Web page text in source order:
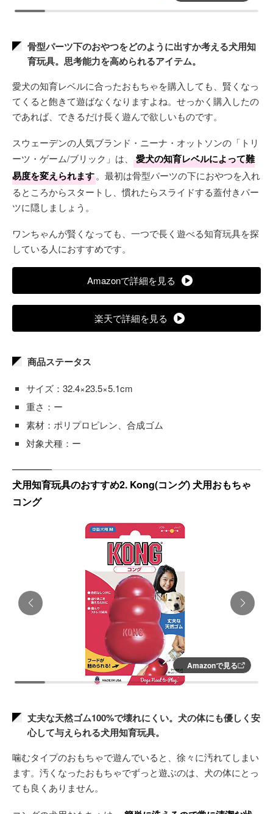
骨型パーツ下のおやつをどのように出すか考える犬用知
育玩具。思考能力を高められるアイテム。
愛犬の知育レベルに合ったおもちゃを購入しても、賢くなっ
てくると飽きて遊ばなくなりますよね。せっかく購入したの
であれば、できるだけ長く遊んで欲しいものです。
スウェーデンの人気ブランド・ニーナ・オットソンの「トリ
ーツ・ゲーム/ブリック」は、
愛犬の知育レベルによって難
易度を変えられます。最初は骨型パーツの下におやつを入れ
るところからスタートし、慣れたらスライドする蓋付きパー
ツに隠しましょう。
ワンちゃんが賢くなっても、一つで長く遊べる知育玩具を探
している人におすすめです。
Amazonで詳細を見る
楽天で詳細を見る
商品ステータス
サイズ：32.4×23.5×5.1cm
重さ：ー
素材：ポリプロピレン、合成ゴム
対象犬種：ー
犬用知育玩具のおすすめ2. Kong(コング) 犬用おもちゃ
コング
Amazonで見る
丈夫な天然ゴム100%で壊れにくい。犬の体にも優しく安
心して与えられる犬用知育玩具。
噛むタイプのおもちゃで遊んでいると、徐々に汚れてしまい
ます。汚くなったおもちゃでずっと遊ぶのは、犬の体にとっ
ても良くありません。